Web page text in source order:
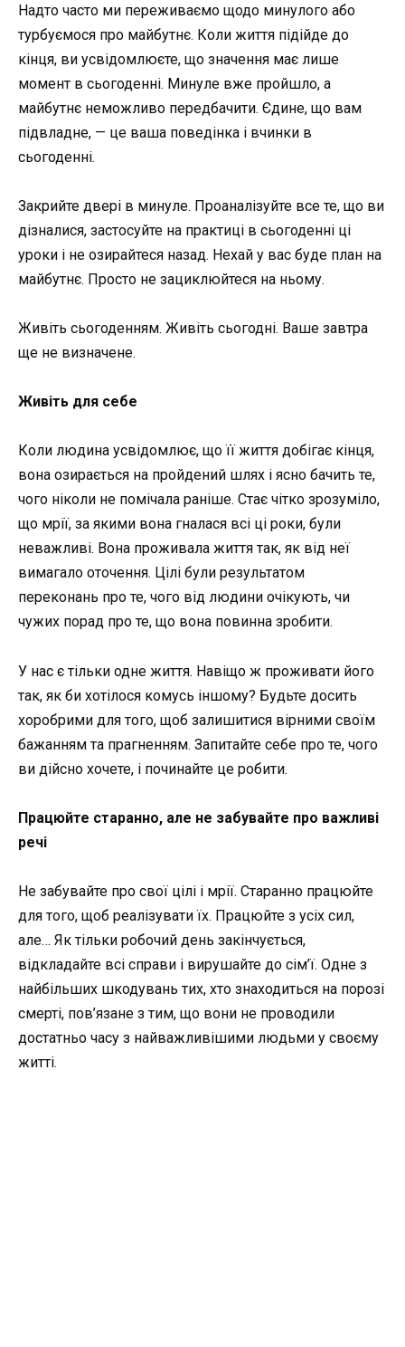
Надто часто ми переживаємо щодо минулого або
турбуємося про майбутнє. Коли життя підійде до
кінця, ви усвідомлюєте, що значення має лише
момент в сьогоденні. Минуле вже пройшло, а
майбутнє неможливо передбачити. Єдине, що вам
підвладне, — це ваша поведінка і вчинки в
сьогоденні.
Закрийте двері в минуле. Проаналізуйте все те, що ви
дізналися, застосуйте на практиці в сьогоденні ці
уроки і не озирайтеся назад. Нехай у вас буде план на
майбутнє. Просто не зациклюйтеся на ньому.
Живіть сьогоденням. Живіть сьогодні. Ваше завтра
ще не визначене.
Живіть для себе
Коли людина усвідомлює, що її життя добігає кінця,
вона озирається на пройдений шлях і ясно бачить те,
чого ніколи не помічала раніше. Стає чітко зрозуміло,
що мрії, за якими вона гналася всі ці роки, були
неважливі. Вона проживала життя так, як від неї
вимагало оточення. Цілі були результатом
переконань про те, чого від людини очікують, чи
чужих порад про те, що вона повинна зробити.
У нас є тільки одне життя. Навіщо ж проживати його
так, як би хотілося комусь іншому? Будьте досить
хоробрими для того, щоб залишитися вірними своїм
бажанням та прагненням. Запитайте себе про те, чого
ви дійсно хочете, і починайте це робити.
Працюйте старанно, але не забувайте про важливі
речі
Не забувайте про свої цілі і мрії. Старанно працюйте
для того, щоб реалізувати їх. Працюйте з усіх сил,
але… Як тільки робочий день закінчується,
відкладайте всі справи і вирушайте до сім’ї. Одне з
найбільших шкодувань тих, хто знаходиться на порозі
смерті, пов’язане з тим, що вони не проводили
достатньо часу з найважливішими людьми у своєму
житті.